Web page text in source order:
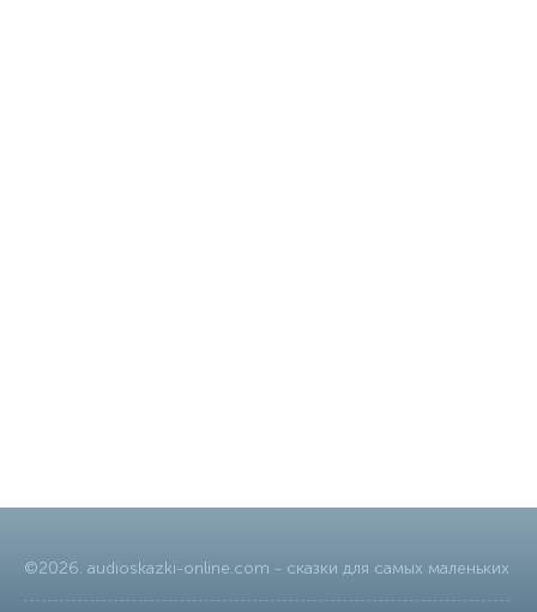
©2026. audioskazki-online.com - сказки для самых маленьких